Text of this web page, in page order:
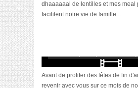
dhaaaaaal de lentilles et mes meal
facilitent notre vie de famille...
[Vidéo] Objectif Poids Santé
Avant de profiter des fêtes de fin
revenir avec vous sur ce mois de